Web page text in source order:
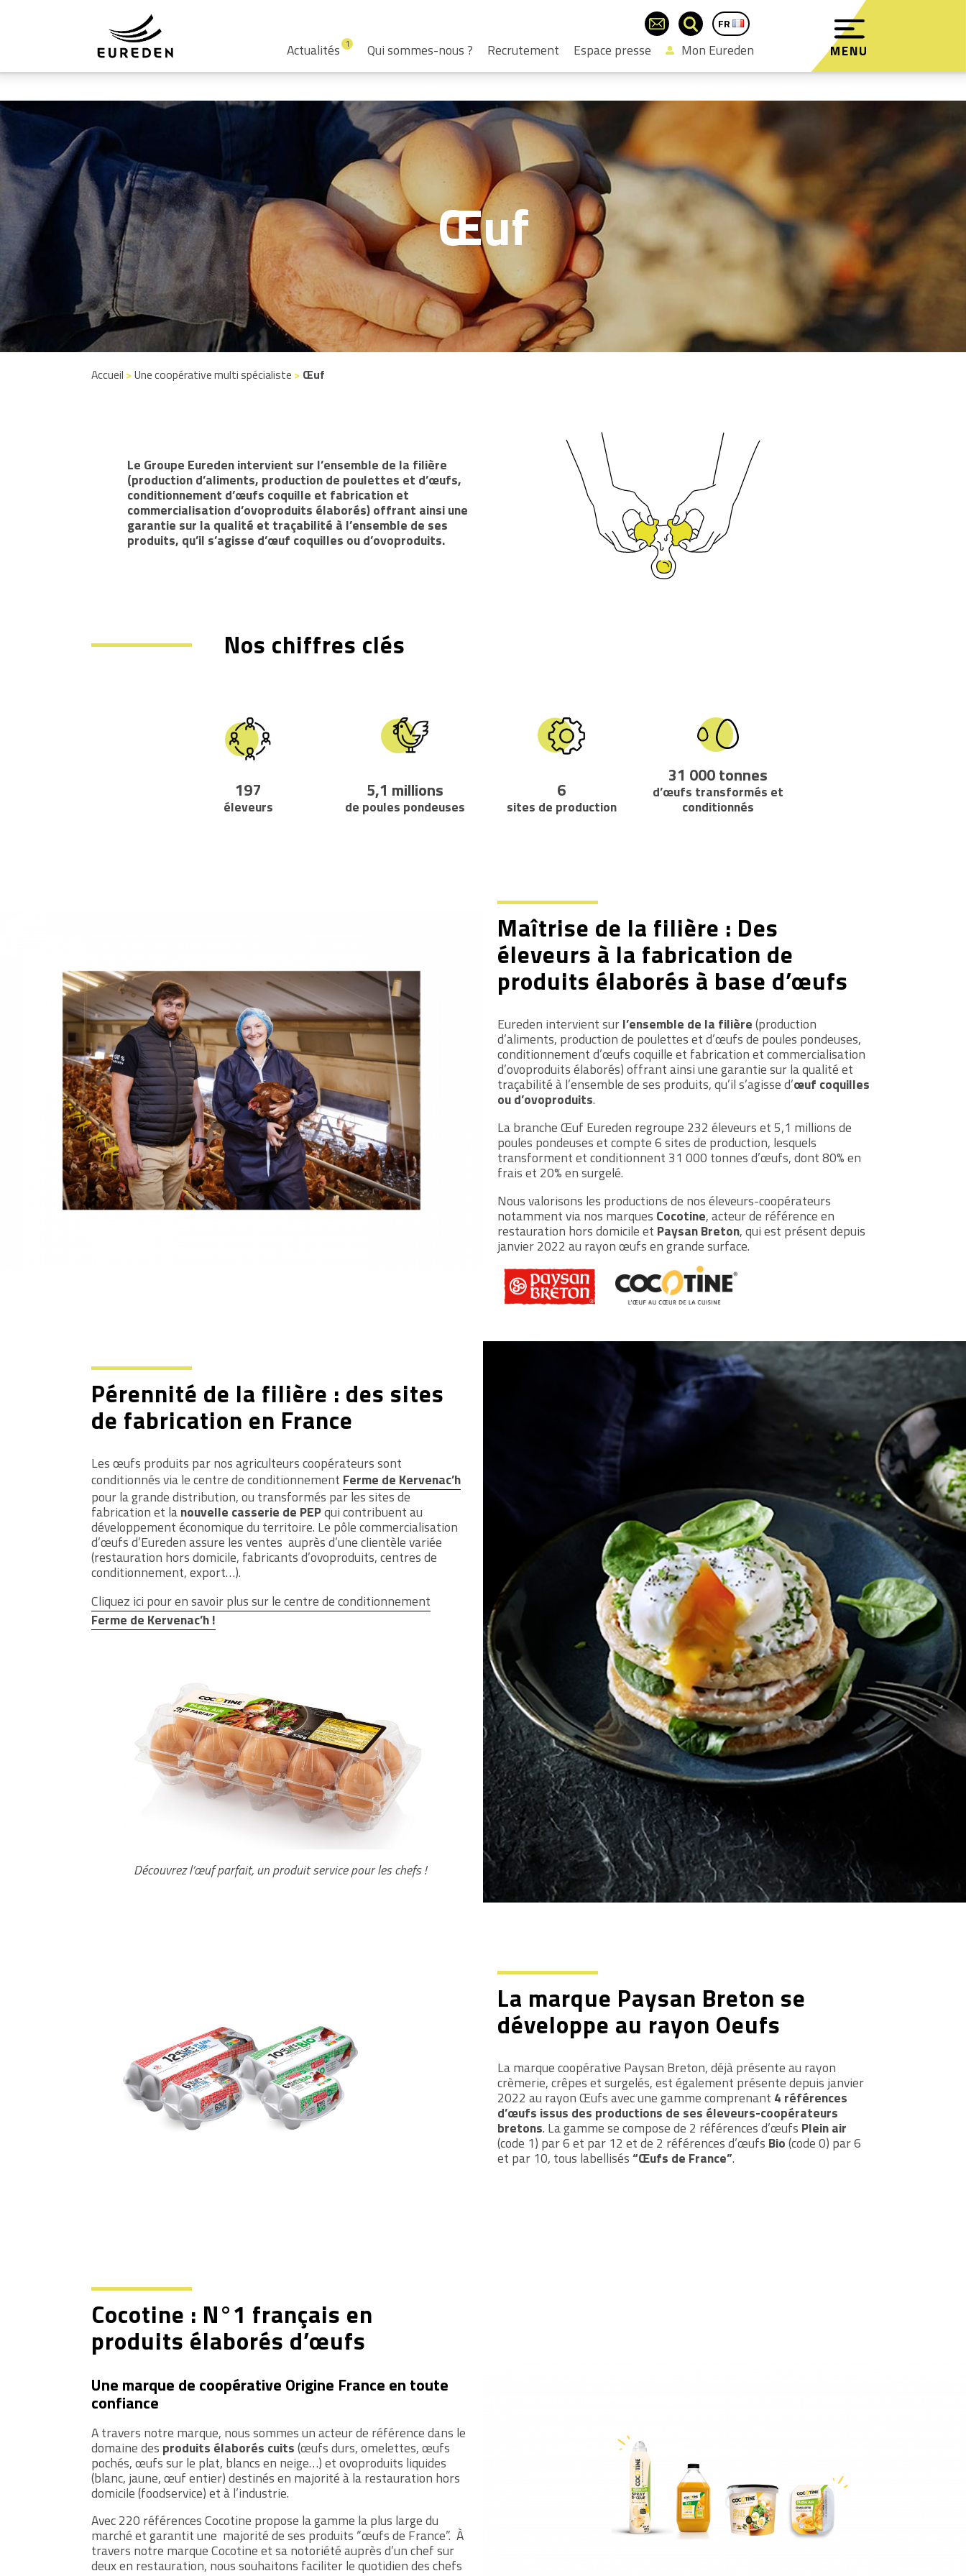
FR
Actualités 1 Qui sommes-nous ? Recrutement Espace presse Mon Eureden MENU
Œuf
Accueil >Une coopérative multi spécialiste > Œuf
Le Groupe Eureden intervient sur l’ensemble de la filière
(production d’aliments, production de poulettes et d’œufs,
conditionnement d’œufs coquille et fabrication et
commercialisation d’ovoproduits élaborés) offrant ainsi une
garantie sur la qualité et traçabilité à l’ensemble de ses
produits, qu’il s’agisse d’œuf coquilles ou d’ovoproduits.
Nos chiffres clés
197
éleveurs
5,1 millions
de poules pondeuses
6
sites de production
31 000tonnes
d’œufs transformés et
conditionnés
Maîtrise de la filière : Des
éleveurs à la fabrication de
produits élaborés à base d’œufs
Eureden intervient surl’ensemble de la filière(production
d’aliments, production de poulettes et d’œufs de poules pondeuses,
conditionnement d’œufs coquille et fabrication et commercialisation
d’ovoproduits élaborés) offrant ainsi une garantie sur la qualité et
traçabilité à l’ensemble de ses produits, qu’il s’agisse d’œuf coquilles
ou d’ovoproduits.
La branche Œuf Eureden regroupe 232 éleveurs et 5,1 millions de
poules pondeuses et compte 6 sites de production, lesquels
transforment et conditionnent 31 000 tonnes d’œufs, dont 80% en
frais et 20% en surgelé.
Nous valorisons les productions de nos éleveurs-coopérateurs
notamment via nos marques Cocotine, acteur de référence en
restauration hors domicile et Paysan Breton, qui est présent depuis
janvier 2022 au rayon œufs en grande surface.
Pérennité de la filière : des sites
de fabrication en France
Les œufs produits par nos agriculteurs coopérateurs sont
conditionnés via le centre de conditionnement Ferme de Kervenac’h
pour la grande distribution, ou transformés par les sites de
fabrication et lanouvelle casserie de PEPqui contribuent au
développement économique du territoire. Le pôle commercialisation
d’œufs d’Eureden assure les ventes auprès d’une clientèle variée
(restauration hors domicile, fabricants d’ovoproduits, centres de
conditionnement, export…).
Cliquez ici pour en savoir plus surle centre de conditionnement
Ferme de Kervenac’h !
Découvrez l’œuf parfait, un produit service pour les chefs !
La marque Paysan Breton se
développe au rayon Oeufs
La marque coopérative Paysan Breton, déjà présente au rayon
crèmerie, crêpes et surgelés, est également présente depuis janvier
2022 au rayon Œufs avec une gamme comprenant 4 références
d’œufs issus des productions de ses éleveurs-coopérateurs
bretons. La gamme se compose de 2 références d’œufs Plein air
(code 1) par 6 et par 12 et de 2 références d’œufs Bio(code 0) par 6
et par 10, tous labellisés“Œufs de France”.
Cocotine : N°1 français en
produits élaborés d’œufs
Une marque de coopérative Origine France en toute
confiance
A travers notre marque, nous sommes un acteur de référence dans le
domaine des produits élaborés cuits(œufs durs, omelettes, œufs
pochés, œufs sur le plat, blancs en neige…) et ovoproduits liquides
(blanc, jaune, œuf entier) destinés en majorité à la restauration hors
domicile (foodservice) et à l’industrie.
Avec 220 références Cocotine propose la gamme la plus large du
marché et garantit une majorité de ses produits “œufs de France”. À
travers notre marque Cocotine et sa notoriété auprès d’un chef sur
deux en restauration, nous souhaitons faciliter le quotidien des chefs